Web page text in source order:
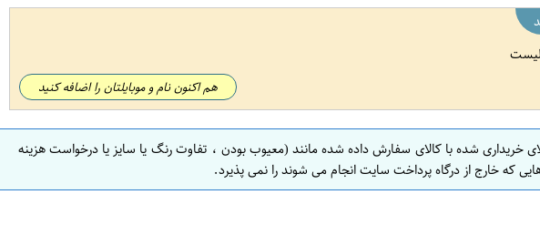
هم اکنون نام و موبایلتان را اضافه کنید
خریداری شده با کالای سفارش داده شده مانند (معیوب بودن ، تفاوت رنگ یا سایز یا درخواست هزینه
که خارج از درگاه پرداخت سایت انجام می شوند را نمی پذیرد.